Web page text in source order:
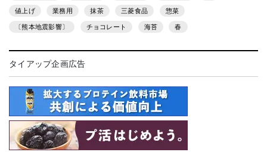
値上げ 業務用 抹茶 三菱食品 惣菜
〔熊本地震影響〕 チョコレート 海苔 春
タイアップ企画広告